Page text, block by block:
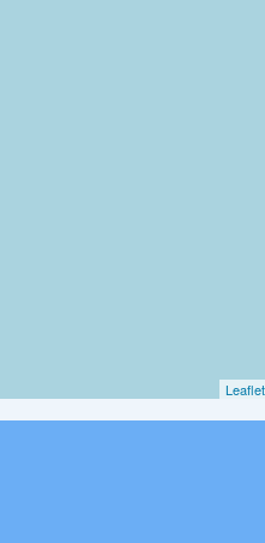
Leaflet